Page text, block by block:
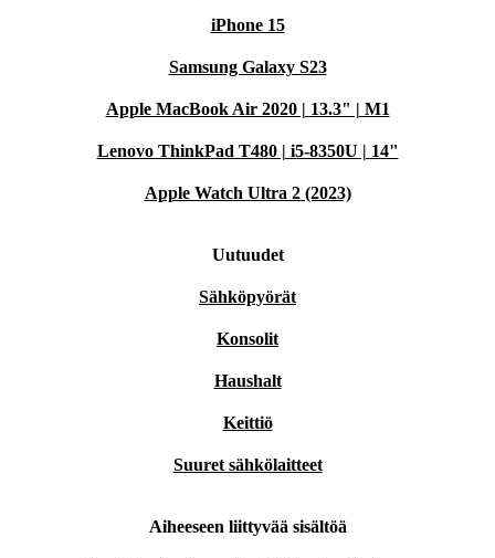
iPhone 15
Samsung Galaxy S23
Apple MacBook Air 2020 | 13.3" | M1
Lenovo ThinkPad T480 | i5-8350U | 14"
Apple Watch Ultra 2 (2023)
Uutuudet
Sähköpyörät
Konsolit
Haushalt
Keittiö
Suuret sähkölaitteet
Aiheeseen liittyvää sisältöä